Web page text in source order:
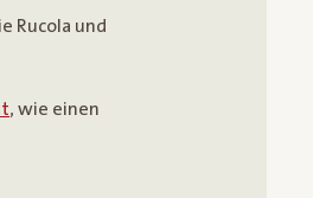
Rucola und
, wie einen